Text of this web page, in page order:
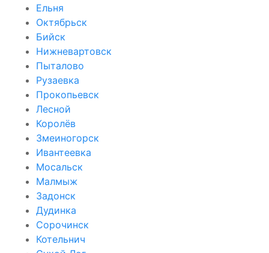
Ельня
Октябрьск
Бийск
Нижневартовск
Пыталово
Рузаевка
Прокопьевск
Лесной
Королёв
Змеиногорск
Ивантеевка
Мосальск
Малмыж
Задонск
Дудинка
Сорочинск
Котельнич